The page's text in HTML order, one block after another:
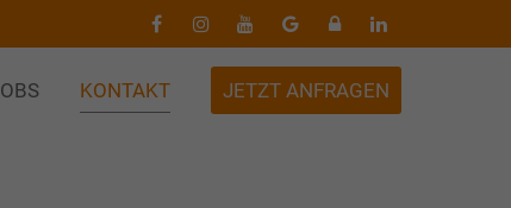
KONTAKT JETZT ANFRAGEN